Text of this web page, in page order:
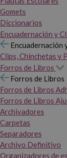
Gomets
Diccionarios
Encuadernación y
Encuadernación
Clips, Chinchetas y
Forros de Libros
Forros de Libros
Forros de Libros
Forros de Libros
Archivadores
Carpetas
Separadores
Archivo Definitivo
Organizadores de